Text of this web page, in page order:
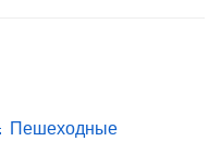
Пешеходные